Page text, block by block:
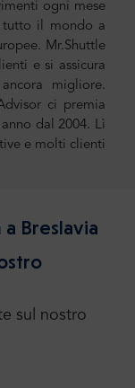
ogni mese
tutto il mondo a
Mr.Shuttle
e si assicura
migliore.
ci premia
dal 2004. Lì
e molti clienti
Breslavia
sul nostro